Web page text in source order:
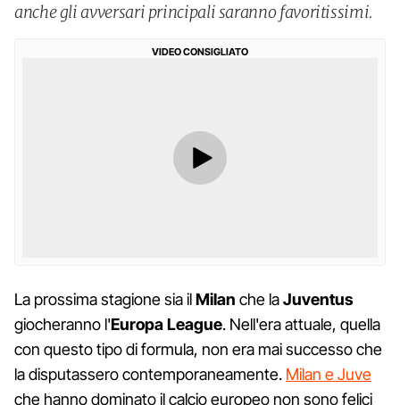
anche gli avversari principali saranno favoritissimi.
VIDEO CONSIGLIATO
La prossima stagione sia ilMilan che laJuventus
giocheranno l'Europa League. Nell'era attuale, quella
con questo tipo di formula, non era mai successo che
la disputassero contemporaneamente. Milan e Juve
che hanno dominato il calcio europeo non sono felici